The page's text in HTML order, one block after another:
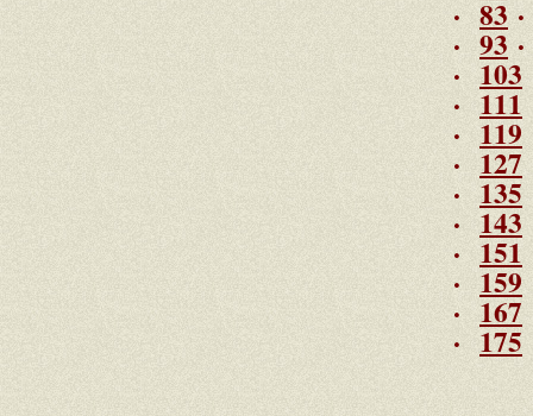
· 83 ·
· 93 ·
· 103
· 111
· 119
· 127
· 135
· 143
· 151
· 159
· 167
· 175